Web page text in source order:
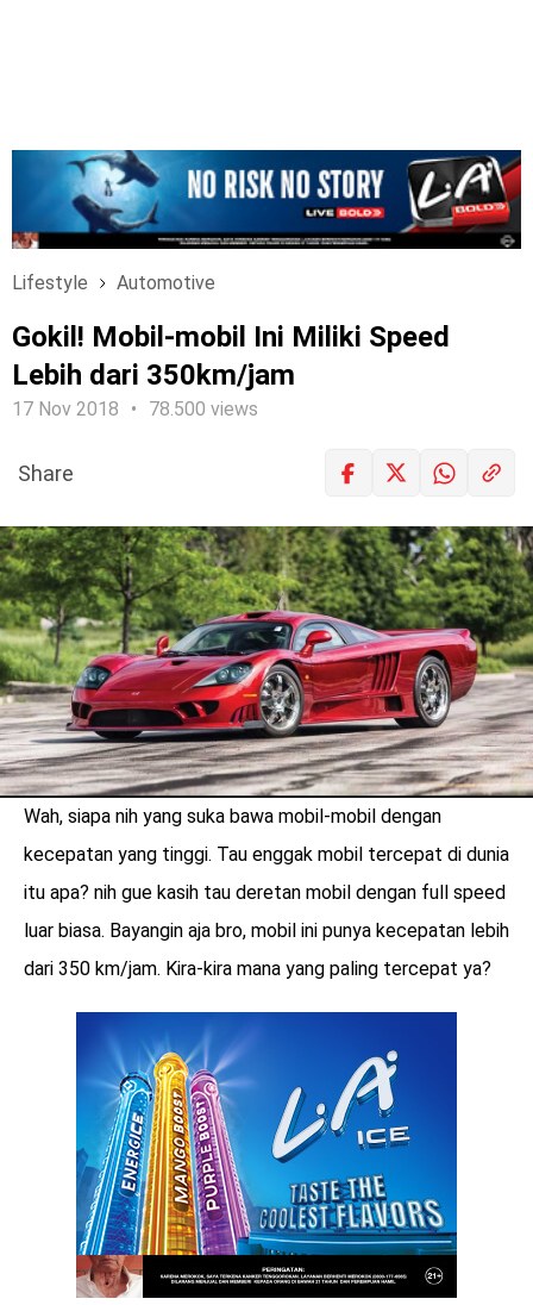
Lifestyle Automotive
Gokil! Mobil-mobil Ini Miliki Speed
Lebih dari 350km/jam
17 Nov 2018 78.500 views
benefit
menarik
LOGIN
Share
Wah, siapa nih yang suka bawa mobil-mobil dengan
kecepatan yang tinggi. Tau enggak mobil tercepat di dunia
itu apa? nih gue kasih tau deretan mobil dengan full speed
luar biasa. Bayangin aja bro, mobil ini punya kecepatan lebih
dari 350 km/jam. Kira-kira mana yang paling tercepat ya?